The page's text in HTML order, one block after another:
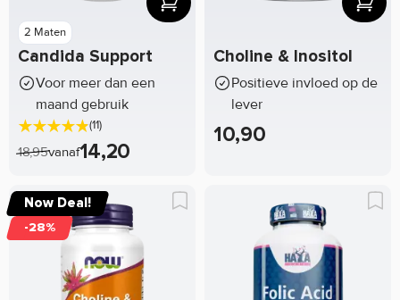
2 Maten
Candida Support
Voor meer dan een
maand gebruik
(11)
18,95vanaf14,20
Choline & Inositol
Positieve invloed op de
lever
10,90
Now Deal!
-28%